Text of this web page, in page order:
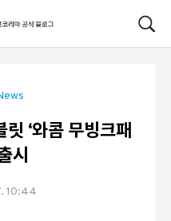
‘와콤 무빙크패
시
10:44